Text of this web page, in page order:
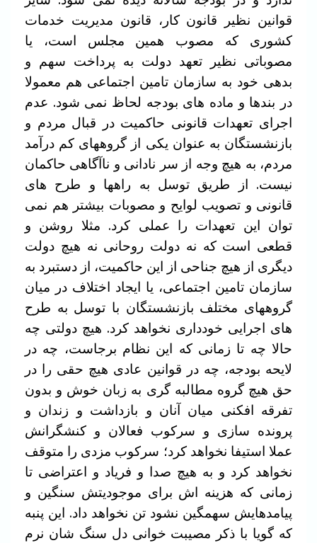
قوانین نظیر قانون کار، قانون مدیریت خدمات
کشوری که مصوب همین مجلس است، یا
مصوباتی نظیر تعهد دولت به پرداخت سهم و
بدهی خود به سازمان تامین اجتماعی هم معمولا
در بندها و ماده های بودجه لحاظ نمی شود. عدم
اجرای تعهدات قانونی حاکمیت در قبال مردم و
بازنشستگان به عنوان یکی از گروههای کم درآمد
مردم، به هیچ وجه از سر نادانی و ناآگاهی حاکمان
نیست. از طریق توسل به راهها و طرح های
قانونی و تصویب لوایح و مصوبات بیشتر هم نمی
توان این تعهدات را عملی کرد. مثلا روشن و
قطعی است که نه دولت روحانی نه هیچ دولت
دیگری از هیچ جناحی از این حاکمیت، از دستبرد به
سازمان تامین اجتماعی، یا ایجاد اختلاف در میان
گروههای مختلف بازنشستگان با توسل به طرح
های اجرایی خودداری نخواهد کرد. هیچ دولتی چه
حالا چه تا زمانی که این نظام برجاست، چه در
لایحه بودجه، چه در قوانین عادی هیچ حقی را در
حق هیچ گروه مطالبه گری به زبان خوش و بدون
تفرقه افکنی میان آنان و بازداشت و زندان و
پرونده سازی و سرکوب فعالان و کنشگرانش
عملا استیفا نخواهد کرد؛ سرکوب مزدی را متوقف
نخواهد کرد و به هیچ صدا و فریاد و اعتراضی تا
زمانی که هزینه اش برای موجودیتش سنگین و
پیامدهایش سهمگین نشود تن نخواهد داد. این پنبه
که گویا با ذکر مصیبت خوانی دل سنگ شان نرم